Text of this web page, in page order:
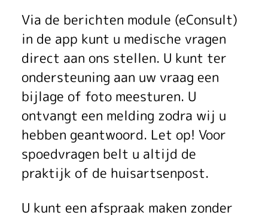
Via de berichten module (eConsult)
in de app kunt u medische vragen
direct aan ons stellen. U kunt ter
ondersteuning aan uw vraag een
bijlage of foto meesturen. U
ontvangt een melding zodra wij u
hebben geantwoord. Let op! Voor
spoedvragen belt u altijd de
praktijk of de huisartsenpost.
U kunt een afspraak maken zonder